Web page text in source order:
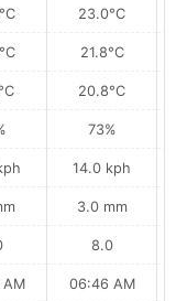
23.0°C
21.8°C
20.8°C
73%
14.0 kph
3.0 mm
8.0
06:46 AM